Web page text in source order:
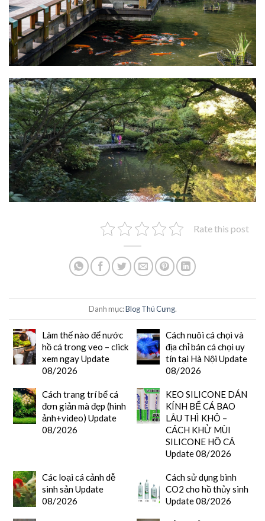
Rate this post
Danh mục:Blog Thú Cưng.
Làm thế nào để nước
hồ cá trong veo – click
xem ngay Update
08/2026
Cách nuôi cá chọi và
địa chỉ bán cá chọi uy
tín tại Hà Nội Update
08/2026
Cách trang trí bể cá
đơn giản mà đẹp (hình
ảnh+video) Update
08/2026
KEO SILICONE DÁN
KÍNH BỂ CÁ BAO
LÂU THÌ KHÔ –
CÁCH KHỬ MÙI
SILICONE HỒ CÁ
Update 08/2026
Các loại cá cảnh dễ
sinh sản Update
08/2026
Cách sử dụng bình
CO2 cho hồ thủy sinh
Update 08/2026